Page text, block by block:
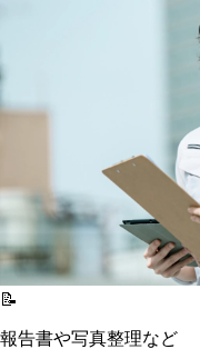
📝
報告書や写真整理など